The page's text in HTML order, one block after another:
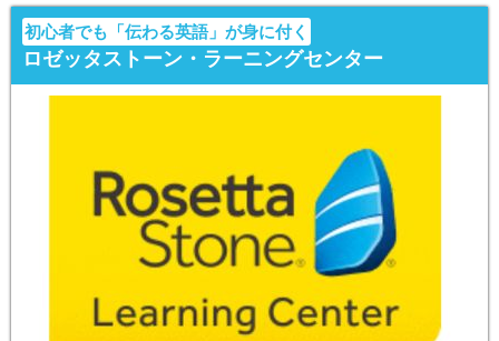
初心者でも「伝わる英語」が身に付く
ロゼッタストーン・ラーニングセンター